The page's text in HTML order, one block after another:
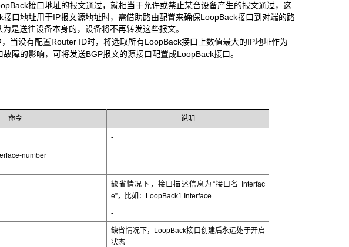
接口地址的报文通过，就相当于允许或禁止某台设备产生的报文通过，这
口地址用于IP报文源地址时，需借助路由配置来确保LoopBack接口到对端的路
是送往设备本身的，设备将不再转发这些报文。
当没有配置Router ID时，将选取所有LoopBack接口上数值最大的IP地址作为
障的影响，可将发送BGP报文的源接口配置成LoopBack接口。
命令 说明
-
number -
缺省情况下，接口描述信息为“接口名
Interfac
e”，比如：LoopBack1 Interface
-
缺省情况下，LoopBack接口创建后永远处于开启
状态